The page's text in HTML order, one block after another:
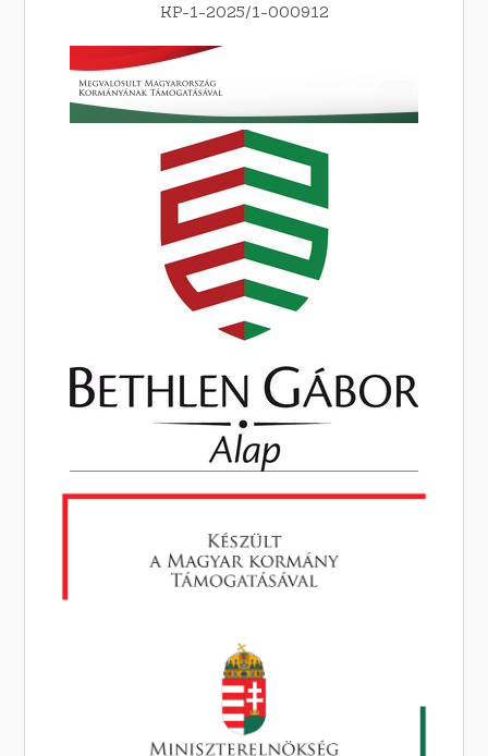
KP-1-2025/1-000912